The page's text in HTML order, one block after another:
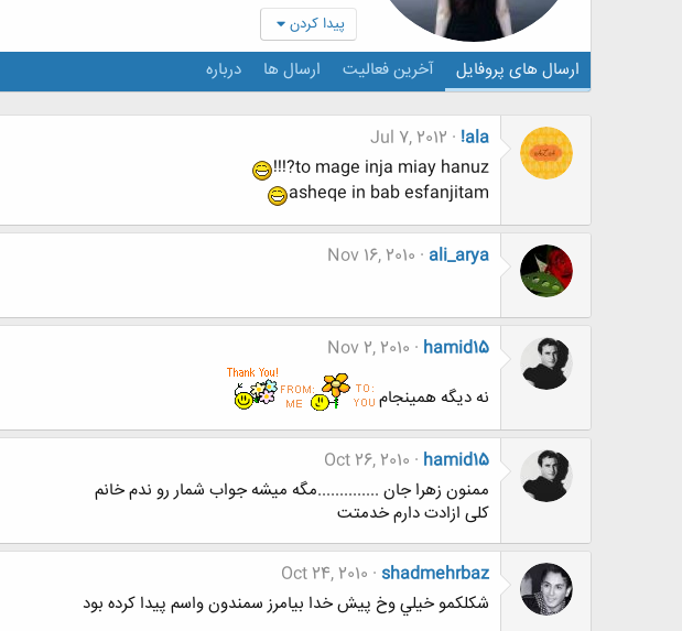
پیدا کردن
ارسال های پروفایل آخرین فعالیت ارسال ها درباره
!ala
Jul 7, 2012
to mage inja miay hanuz?!!!
asheqe in bab esfanjitam
ali_arya
Nov 16, 2010
hamid15
Nov 2, 2010
نه دیگه همینجام
hamid15
Oct 26, 2010
ممنون زهرا جان ..............مگه میشه جواب شمار رو ندم خانم
کلی ازادت دارم خدمتت
shadmehrbaz
Oct 24, 2010
شكلكمو خيلي وخ پيش خدا بيامرز سمندون واسم پيدا كرده بود